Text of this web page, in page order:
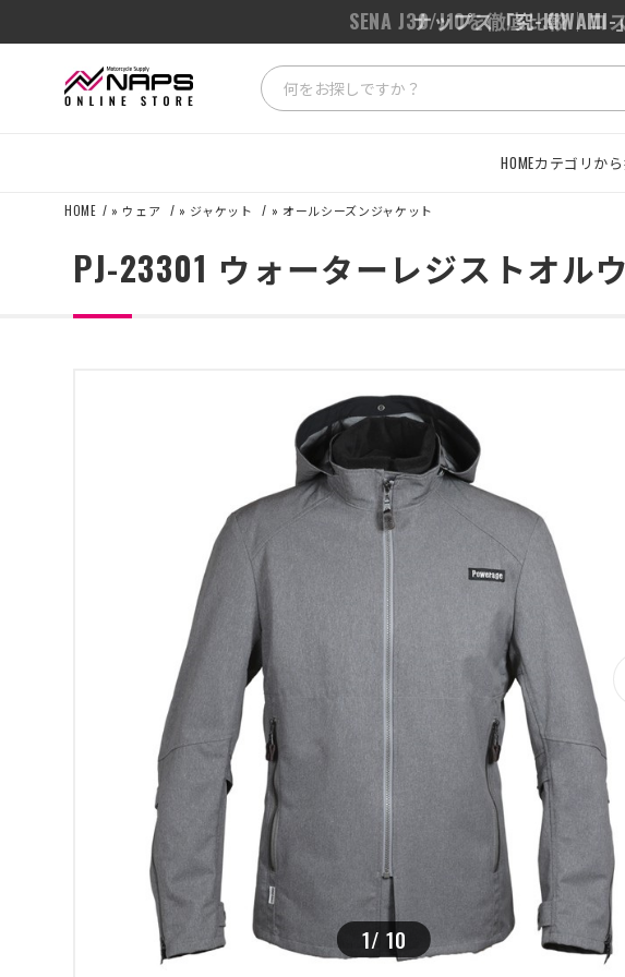
ナップス「究-
SENA J30/J10を徹底比較｜
HOMEカテゴリか
HOME » ウェア » ジャケット » オールシーズンジャケット
PJ-23301 ウォーターレジストオル
1/10